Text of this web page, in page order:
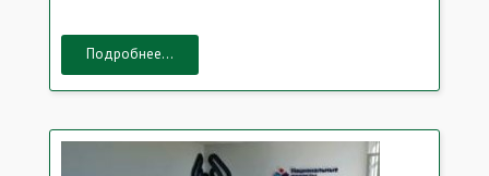
Подробнее...